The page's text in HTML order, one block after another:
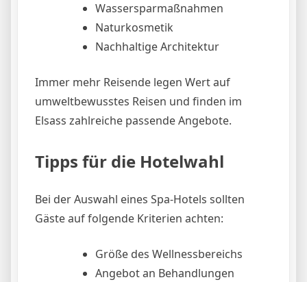
Wassersparmaßnahmen
Naturkosmetik
Nachhaltige Architektur
Immer mehr Reisende legen Wert auf
umweltbewusstes Reisen und finden im
Elsass zahlreiche passende Angebote.
Tipps für die Hotelwahl
Bei der Auswahl eines Spa-Hotels sollten
Gäste auf folgende Kriterien achten:
Größe des Wellnessbereichs
Angebot an Behandlungen